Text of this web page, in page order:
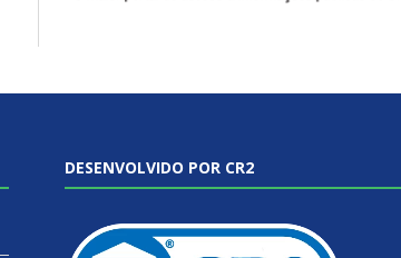
DESENVOLVIDO POR CR2